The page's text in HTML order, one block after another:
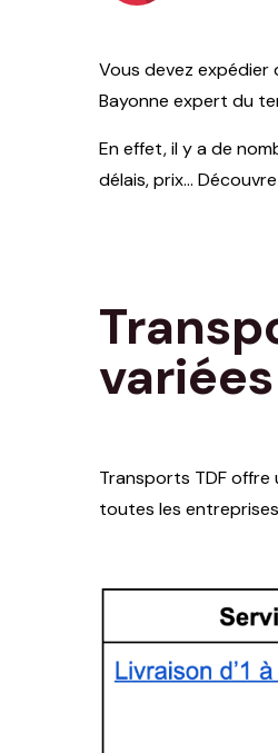
Vous devez expédier
Bayonne expert du
En effet, il y a de
délais, prix…
variées
Transports TDF
toutes les